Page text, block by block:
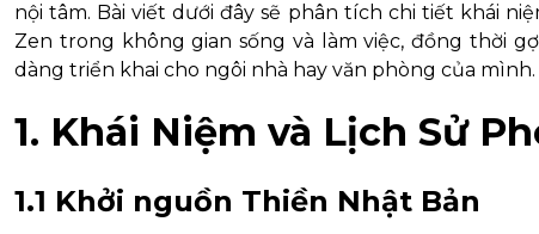
nội tâm. Bài viết dưới đây sẽ phân tích chi tiết khái
Zen trong không gian sống và làm việc, đồng thời
dàng triển khai cho ngôi nhà hay văn phòng của mình.
1. Khái Niệm và Lịch Sử
1.1 Khởi nguồn Thiền Nhật Bản